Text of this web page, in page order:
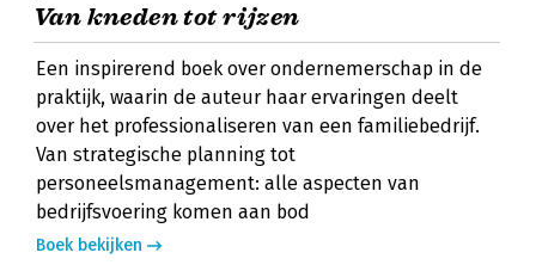
Van kneden tot rijzen
Een inspirerend boek over ondernemerschap in de
praktijk, waarin de auteur haar ervaringen deelt
over het professionaliseren van een familiebedrijf.
Van strategische planning tot
personeelsmanagement: alle aspecten van
bedrijfsvoering komen aan bod
Boek bekijken